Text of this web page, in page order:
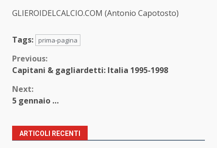
GLIEROIDELCALCIO.COM (Antonio Capotosto)
Tags: prima-pagina
Continue
Reading
Previous:
Capitani & gagliardetti: Italia 1995-1998
Next:
5 gennaio …
ARTICOLI RECENTI